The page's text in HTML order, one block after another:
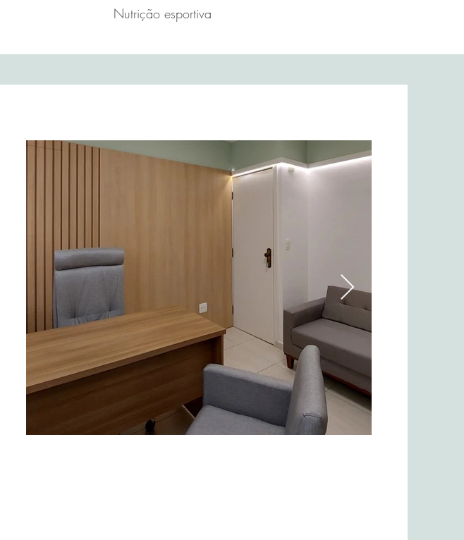
Nutrição esportiva